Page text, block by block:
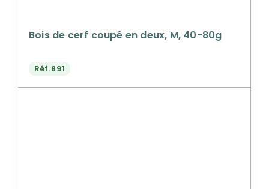
Bois de cerf coupé en deux, M, 40-80g
Réf.891